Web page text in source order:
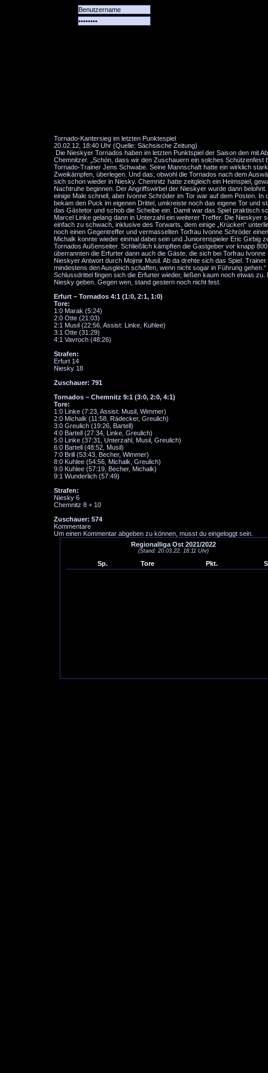
Tornado-Kantersieg im letzten Punktespiel
20.02.12, 18:40 Uhr (Quelle: Sächsische Zeitung)
Die Nieskyer Tornados haben im letzten Punktspiel der Saison den mit
Chemnitzer. „Schön, dass wir den Zuschauern ein solches
Tornado-Trainer Jens Schwabe. Seine Mannschaft hatte ein wirklich
Zweikämpfen, überlegen. Und das, obwohl die Tornados nach dem
sich schon wieder in Niesky. Chemnitz hatte zeitgleich ein Heimspiel,
Nachtruhe beginnen. Der Angriffswirbel der Nieskyer wurde dann
einige Male schnell, aber Ivonne Schröder im Tor war auf dem Posten.
bekam den Puck im eigenen Drittel, umkreiste noch das eigene Tor und
das Gästetor und schob die Scheibe ein. Damit war das Spiel praktisch
Marcel Linke gelang dann in Unterzahl ein weiterer Treffer. Die
einfach zu schwach, inklusive des Torwarts, dem einige „Krücken“
noch einen Gegentreffer und vermasselten Torfrau Ivonne Schröder
Michalk konnte wieder einmal dabei sein und Juniorenspieler Eric Girbig
Tornados Außenseiter. Schließlich kämpften die Gastgeber vor knapp
überrannten die Erfurter dann auch die Gäste, die sich bei Torfrau
Nieskyer Antwort durch Mojmir Musil. Ab da drehte sich das Spiel.
mindestens den Ausgleich schaffen, wenn nicht sogar in Führung
Schlussdrittel fingen sich die Erfurter wieder, ließen kaum noch etwas
Niesky geben. Gegen wen, stand gestern noch nicht fest.
Erfurt – Tornados 4:1 (1:0, 2:1, 1:0)
Tore:
1:0 Marak (5:24)
2:0 Otte (21:03)
2:1 Musil (22:56, Assist: Linke, Kuhlee)
3:1 Otte (31:29)
4:1 Vavroch (48:26)
Strafen:
Erfurt 14
Niesky 18
Zuschauer: 791
Tornados – Chemnitz 9:1 (3:0, 2:0, 4:1)
Tore:
1:0 Linke (7:23, Assist: Musil, Wimmer)
2:0 Michalk (11:58, Rädecker, Greulich)
3:0 Greulich (19:26, Bartell)
4:0 Bartell (27:34, Linke, Greulich)
5:0 Linke (37:31, Unterzahl, Musil, Greulich)
6:0 Bartell (48:52, Musil)
7:0 Brill (53:43, Becher, Wimmer)
8:0 Kuhlee (54:56, Michalk, Greulich)
9:0 Kuhlee (57:19, Becher, Michalk)
9:1 Wunderlich (57:49)
Strafen:
Niesky 6
Chemnitz 8 + 10
Zuschauer: 574
Kommentare
Um einen Kommentar abgeben zu können, musst du eingeloggt sein.
Regionalliga Ost 2021/2022
(Stand: 20.03.22, 18:11 Uhr)
Sp. Tore Pkt.